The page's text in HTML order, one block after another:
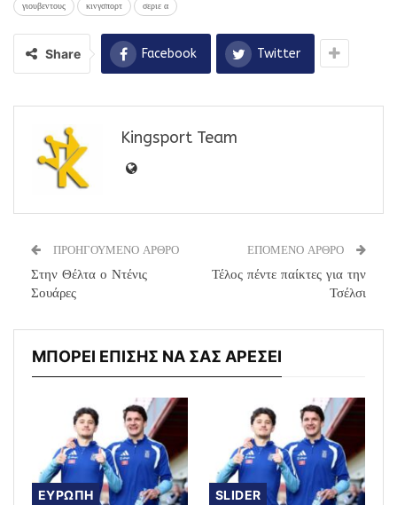
γιουβεντους κινγσπορτ σεριε α
Share Facebook Twitter
Kingsport Team
ΠΡΟΗΓΟΥΜΕΝΟ ΑΡΘΡΟ
Στην Θέλτα ο Ντένις
Σουάρες
ΕΠΟΜΕΝΟ ΑΡΘΡΟ
Τέλος πέντε παίκτες για την
Τσέλσι
ΜΠΟΡΕΙ ΕΠΙΣΗΣ ΝΑ ΣΑΣ ΑΡΕΣΕΙ
ΕΥΡΩΠΗ SLIDER